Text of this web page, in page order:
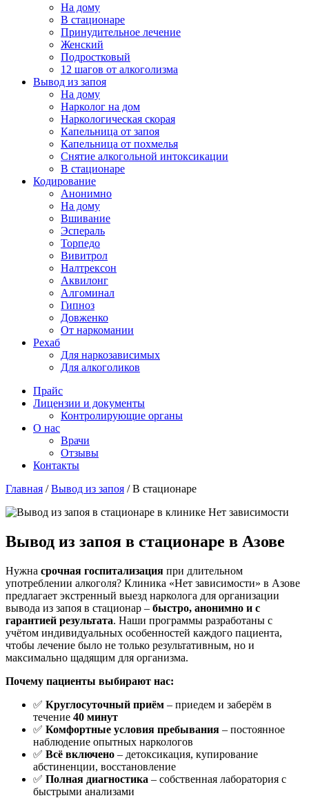
На дому
В стационаре
Принудительное лечение
Женский
Подростковый
12 шагов от алкоголизма
Вывод из запоя
На дому
Нарколог на дом
Наркологическая скорая
Капельница от запоя
Капельница от похмелья
Снятие алкогольной интоксикации
В стационаре
Кодирование
Анонимно
На дому
Вшивание
Эспераль
Торпедо
Вивитрол
Налтрексон
Аквилонг
Алгоминал
Гипноз
Довженко
От наркомании
Рехаб
Для наркозависимых
Для алкоголиков
Прайс
Лицензии и документы
Контролирующие органы
О нас
Врачи
Отзывы
Контакты
Главная /Вывод из запоя /В стационаре
Вывод из запоя в стационаре в Азове
Нужна срочная госпитализация при длительном
употреблении алкоголя? Клиника «Нет зависимости» в Азове
предлагает экстренный выезд нарколога для организации
вывода из запоя в стационар – быстро, анонимно и с
гарантией результата. Наши программы разработаны с
учётом индивидуальных особенностей каждого пациента,
чтобы лечение было не только результативным, но и
максимально щадящим для организма.
Почему пациенты выбирают нас:
✅ Круглосуточный приём – приедем и заберём в
течение 40 минут
✅ Комфортные условия пребывания – постоянное
наблюдение опытных наркологов
✅ Всё включено – детоксикация, купирование
абстиненции, восстановление
✅ Полная диагностика – собственная лаборатория с
быстрыми анализами